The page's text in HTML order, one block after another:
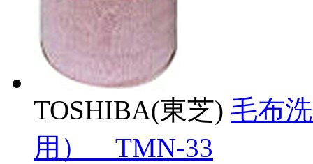
TOSHIBA(東芝) 毛布
用） TMN-33